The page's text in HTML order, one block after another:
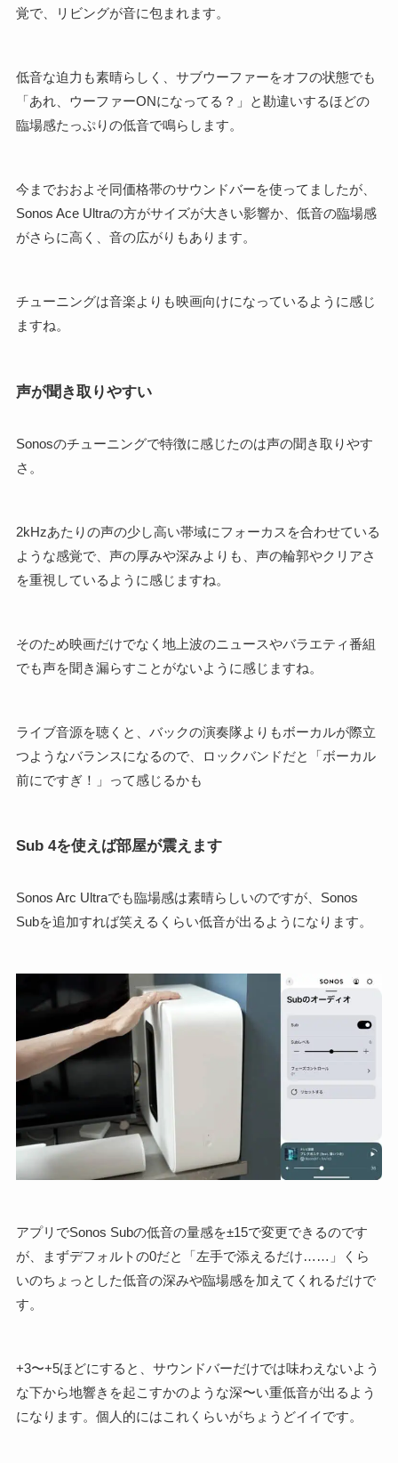
覚で、リビングが音に包まれます。
低音な迫力も素晴らしく、サブウーファーをオフの状態でも
「あれ、ウーファーONになってる？」と勘違いするほどの
臨場感たっぷりの低音で鳴らします。
今までおおよそ同価格帯のサウンドバーを使ってましたが、
Sonos Ace Ultraの方がサイズが大きい影響か、低音の臨場感
がさらに高く、音の広がりもあります。
チューニングは音楽よりも映画向けになっているように感じ
ますね。
声が聞き取りやすい
Sonosのチューニングで特徴に感じたのは声の聞き取りやす
さ。
2kHzあたりの声の少し高い帯域にフォーカスを合わせている
ような感覚で、声の厚みや深みよりも、声の輪郭やクリアさ
を重視しているように感じますね。
そのため映画だけでなく地上波のニュースやバラエティ番組
でも声を聞き漏らすことがないように感じますね。
ライブ音源を聴くと、バックの演奏隊よりもボーカルが際立
つようなバランスになるので、ロックバンドだと「ボーカル
前にですぎ！」って感じるかも
Sub 4を使えば部屋が震えます
Sonos Arc Ultraでも臨場感は素晴らしいのですが、Sonos
Subを追加すれば笑えるくらい低音が出るようになります。
アプリでSonos Subの低音の量感を±15で変更できるのです
が、まずデフォルトの0だと「左手で添えるだけ……」くら
いのちょっとした低音の深みや臨場感を加えてくれるだけで
す。
+3〜+5ほどにすると、サウンドバーだけでは味わえないよう
な下から地響きを起こすかのような深〜い重低音が出るよう
になります。個人的にはこれくらいがちょうどイイです。